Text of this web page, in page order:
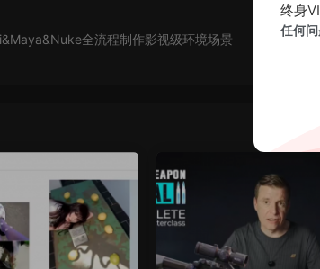
全流程制作影视级环境场景
[英文
终身
任何